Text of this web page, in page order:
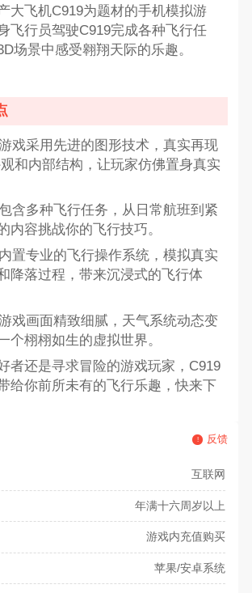
大飞机C919为题材的手机模拟游
飞行员驾驶C919完成各种飞行任
场景中感受翱翔天际的乐趣。
戏采用先进的图形技术，真实再现
和内部结构，让玩家仿佛置身真实
含多种飞行任务，从日常航班到紧
内容挑战你的飞行技巧。
置专业的飞行操作系统，模拟真实
降落过程，带来沉浸式的飞行体
戏画面精致细腻，天气系统动态变
个栩栩如生的虚拟世界。
者还是寻求冒险的游戏玩家，C919
给你前所未有的飞行乐趣，快来下
反馈
互联网
年满十六周岁以上
游戏内充值购买
苹果/安卓系统